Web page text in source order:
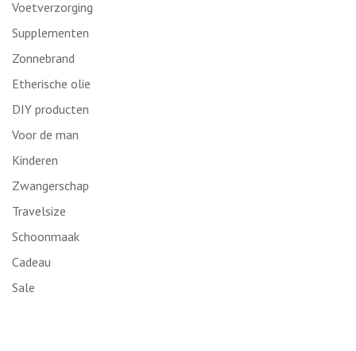
Voetverzorging
Supplementen
Zonnebrand
Etherische olie
DIY producten
Voor de man
Kinderen
Zwangerschap
Travelsize
Schoonmaak
Cadeau
Sale